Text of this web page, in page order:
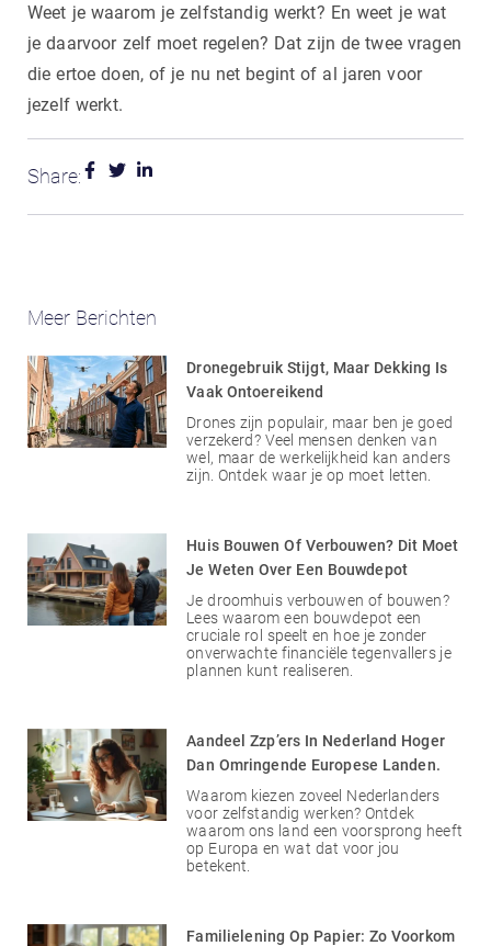
Weet je waarom je zelfstandig werkt? En weet je wat
je daarvoor zelf moet regelen? Dat zijn de twee vragen
die ertoe doen, of je nu net begint of al jaren voor
jezelf werkt.
Share:
Meer Berichten
Dronegebruik Stijgt, Maar Dekking Is
Vaak Ontoereikend
Drones zijn populair, maar ben je goed
verzekerd? Veel mensen denken van
wel, maar de werkelijkheid kan anders
zijn. Ontdek waar je op moet letten.
Huis Bouwen Of Verbouwen? Dit Moet
Je Weten Over Een Bouwdepot
Je droomhuis verbouwen of bouwen?
Lees waarom een bouwdepot een
cruciale rol speelt en hoe je zonder
onverwachte financiële tegenvallers je
plannen kunt realiseren.
Aandeel Zzp’ers In Nederland Hoger
Dan Omringende Europese Landen.
Waarom kiezen zoveel Nederlanders
voor zelfstandig werken? Ontdek
waarom ons land een voorsprong heeft
op Europa en wat dat voor jou
betekent.
Familielening Op Papier: Zo Voorkom